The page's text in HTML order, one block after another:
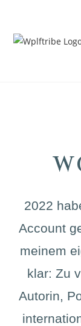
2022
Account
meinem
klar: Zu
Autorin,